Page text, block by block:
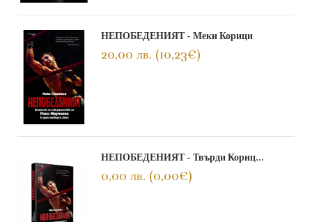
НЕПОБЕДЕНИЯТ - Меки Корици
20,00 лв. (10,23€)
НЕПОБЕДЕНИЯТ - Твърди Кориц...
0,00 лв. (0,00€)